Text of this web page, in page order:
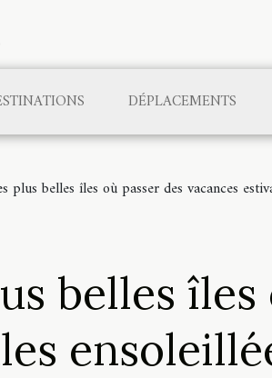
DÉPLACEMENTS
plus belles îles où passer des vacances
belles